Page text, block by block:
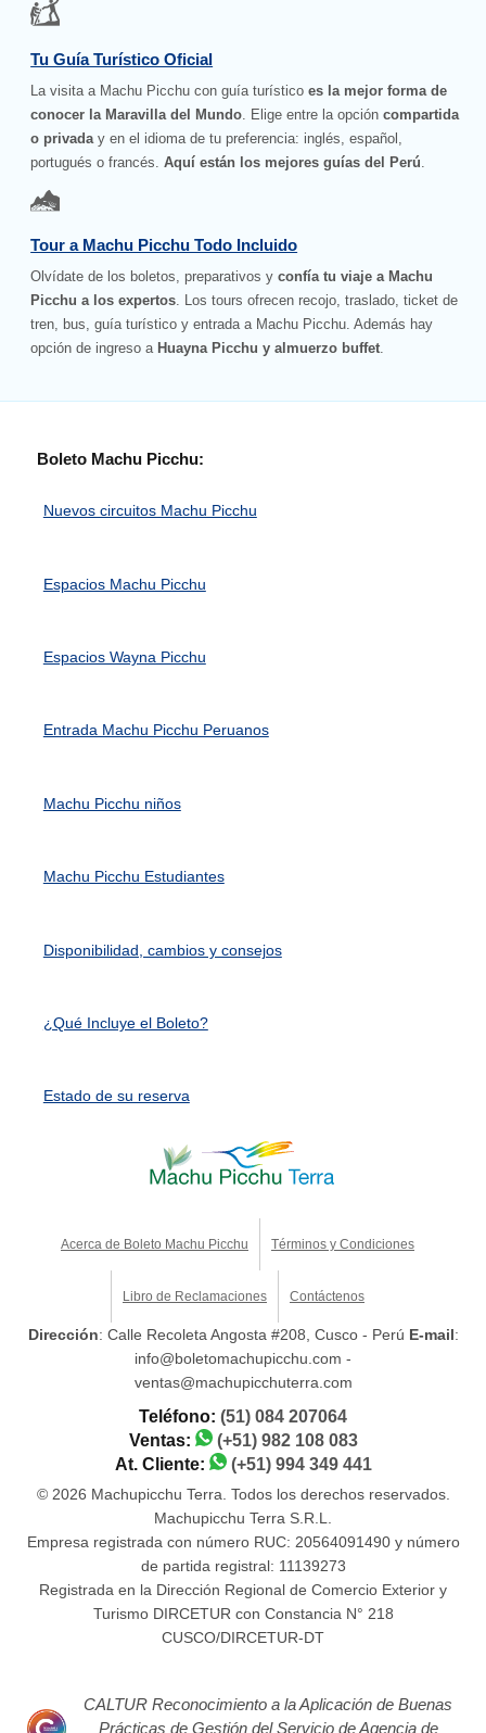
Tu Guía Turístico Oficial
La visita a Machu Picchu con guía turístico es la mejor forma de
conocer la Maravilla del Mundo . Elige entre la opcióncompartida
o privada y en el idioma de tu preferencia: inglés, español,
portugués o francés.Aquí están los mejores guías del Perú
Tour a Machu Picchu Todo Incluido
Olvídate de los boletos, preparativos yconfía tu viaje a Machu
Picchu a los expertos . Los tours ofrecen recojo, traslado, ticket de
tren, bus, guía turístico y entrada a Machu Picchu. Además hay
opción de ingreso a Huayna Picchu y almuerzo buffet
Boleto Machu Picchu:
Nuevos circuitos Machu Picchu
Espacios Machu Picchu
Espacios Wayna Picchu
Entrada Machu Picchu Peruanos
Machu Picchu niños
Machu Picchu Estudiantes
Disponibilidad, cambios y consejos
¿Qué Incluye el Boleto?
Estado de su reserva
Acerca de Boleto Machu Picchu Términos y Condiciones
Libro de Reclamaciones Contáctenos
Dirección: Calle Recoleta Angosta #208, Cusco - Perú E-mail:
info@boletomachupicchu.com -
ventas@machupicchuterra.com
Teléfono: (51) 084 207064
Ventas:
(+51) 982 108 083
At. Cliente:
(+51) 994 349 441
© 2026 Machupicchu Terra. Todos los derechos reservados.
Machupicchu Terra S.R.L.
Empresa registrada con número RUC: 20564091490 y número
de partida registral: 11139273
Registrada en la Dirección Regional de Comercio Exterior y
Turismo DIRCETUR con Constancia N° 218
CUSCO/DIRCETUR-DT
CALTUR Reconocimiento a la Aplicación de Buenas
Prácticas de Gestión del Servicio de Agencia de